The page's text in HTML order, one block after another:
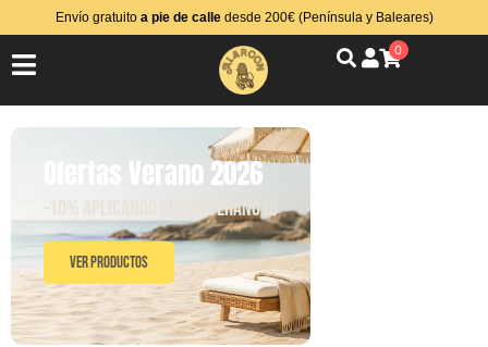
Envío gratuito a pie de calledesde 200€ (Península y Baleares)
0
Ofertas Verano 2026
-10% aplicando cupón VERANO10
Ver Productos